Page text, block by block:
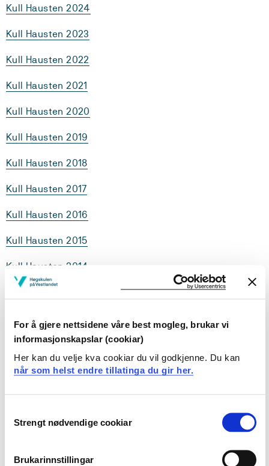
For å gjere nettsidene våre best mogleg, brukar vi
informasjonskapslar (cookiar)
Her kan du velje kva cookiar du vil godkjenne. Du kan
når som helst endre tillatinga du gir her.
Selection
Strengt nødvendige cookiar
Brukarinnstillingar
Kull Hausten 2024
Kull Hausten 2023
Kull Hausten 2022
Kull Hausten 2021
Kull Hausten 2020
Kull Hausten 2019
Kull Hausten 2018
Kull Hausten 2017
Kull Hausten 2016
Kull Hausten 2015
Kull Hausten 2014
retningslinjer for grunnskolelærerutdanningen (2010) og
læreplan for grunnskolen 1.-7. trinn (LK06).
Naturfag 1 består av to emner, hvert på 15 studiepoeng.
Naturfag henter sine kunnskaper fra naturfagdidaktikk,
Grunnskolelæreren på 1.-7. trinn skal kunne planlegge